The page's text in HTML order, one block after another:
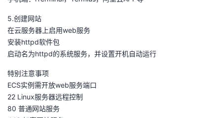
5.创建网站
在云服务器上启用web服务
安装httpd软件包
启动名为httpd的系统服务，并设置开机自动运行
特别注意事项
ECS实例需开放web服务端口
22 Linux服务器远程控制
80 普通网站服务